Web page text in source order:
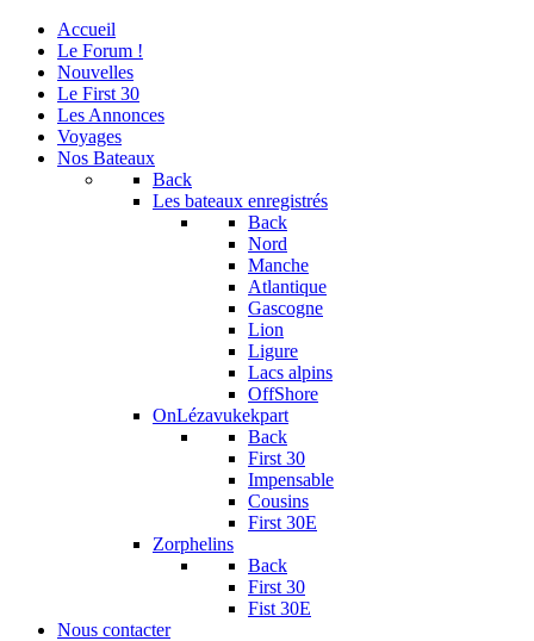
Accueil
Le Forum !
Nouvelles
Le First 30
Les Annonces
Voyages
Nos Bateaux
Back
Les bateaux enregistrés
Back
Nord
Manche
Atlantique
Gascogne
Lion
Ligure
Lacs alpins
OffShore
OnLézavukekpart
Back
First 30
Impensable
Cousins
First 30E
Zorphelins
Back
First 30
Fist 30E
Nous contacter